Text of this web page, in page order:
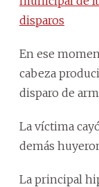
disparos
En ese
cabeza
disparo de
La víctima
demás
La principal